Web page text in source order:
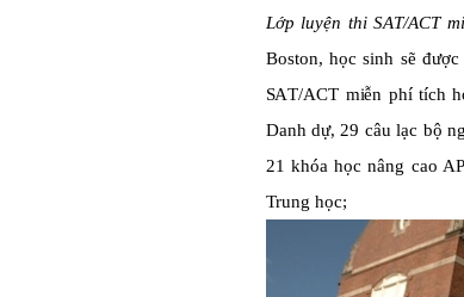
Lớp luyện thi SAT/ACT mi
Boston, học sinh sẽ
SAT/ACT miễn phí tích
Danh dự, 29 câu lạc bộ
21 khóa học nâng cao
Trung học;